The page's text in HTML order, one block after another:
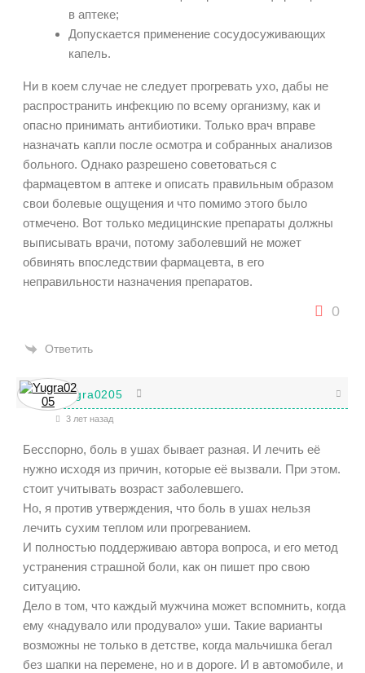
в аптеке;
Допускается применение сосудосуживающих
капель.
Ни в коем случае не следует прогревать ухо, дабы не
распространить инфекцию по всему организму, как и
опасно принимать антибиотики. Только врач вправе
назначать капли после осмотра и собранных анализов
больного. Однако разрешено советоваться с
фармацевтом в аптеке и описать правильным образом
свои болевые ощущения и что помимо этого было
отмечено. Вот только медицинские препараты должны
выписывать врачи, потому заболевший не может
обвинять впоследствии фармацевта, в его
неправильности назначения препаратов.
0
Ответить
Yugra0205
3 лет назад
Бесспорно, боль в ушах бывает разная. И лечить её
нужно исходя из причин, которые её вызвали. При этом.
стоит учитывать возраст заболевшего.
Но, я против утверждения, что боль в ушах нельзя
лечить сухим теплом или прогреванием.
И полностью поддерживаю автора вопроса, и его метод
устранения страшной боли, как он пишет про свою
ситуацию.
Дело в том, что каждый мужчина может вспомнить, когда
ему «надувало или продувало» уши. Такие варианты
возможны не только в детстве, когда мальчишка бегал
без шапки на перемене, но и в дороге. И в автомобиле, и